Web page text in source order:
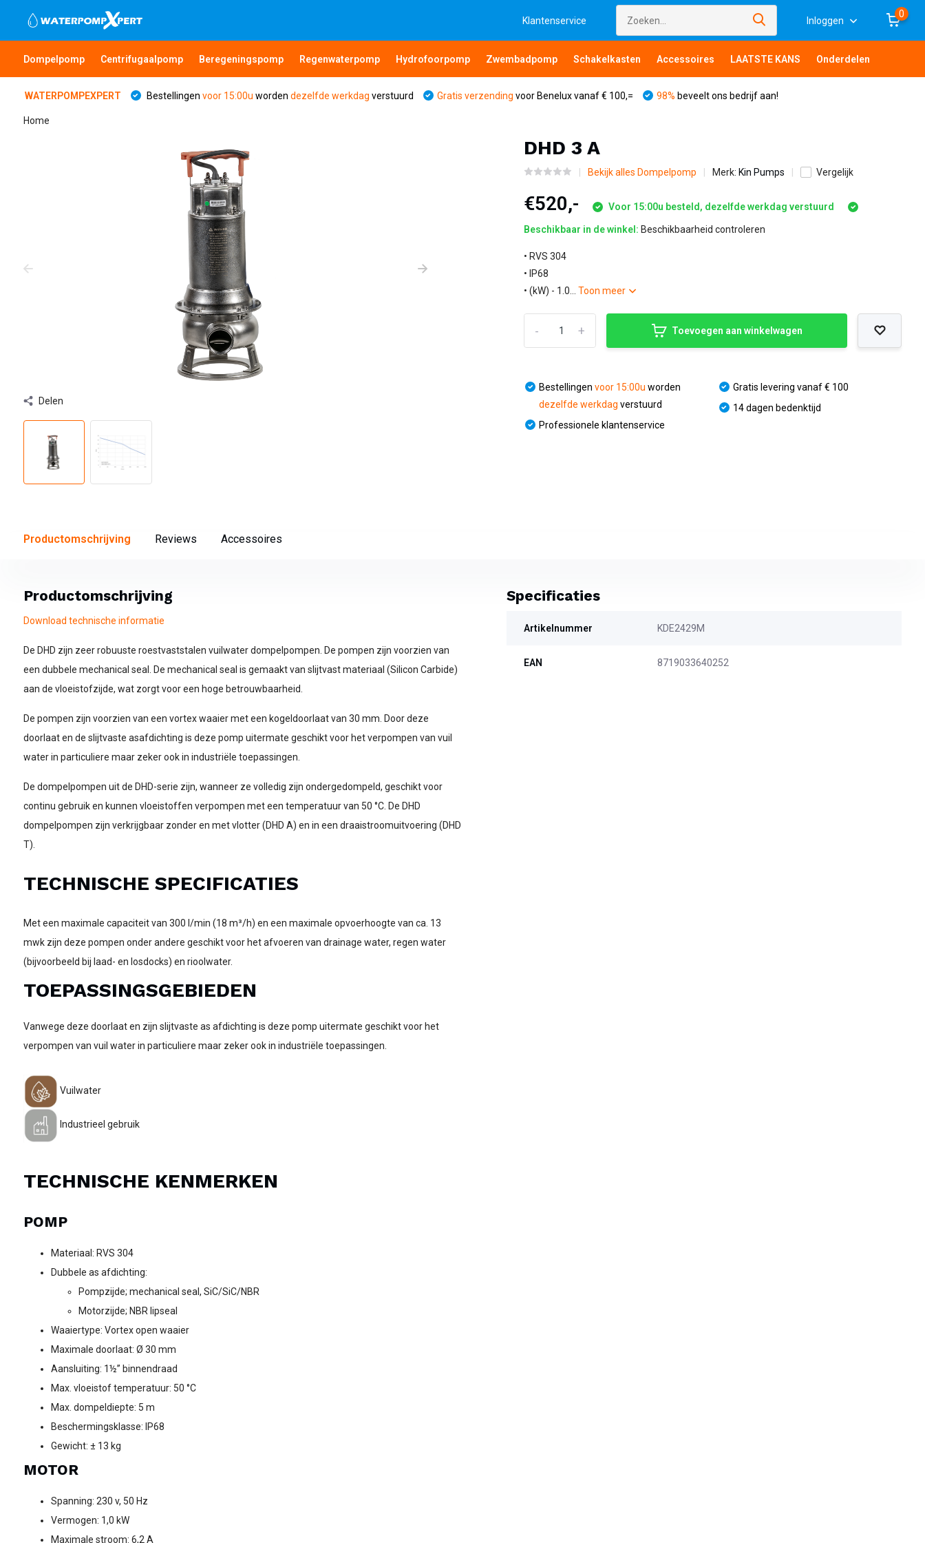
Klantenservice Inloggen
0
Dompelpomp Centrifugaalpomp Beregeningspomp Regenwaterpomp Hydrofoorpomp Zwembadpomp Schakelkasten Accessoires LAATSTE KANS Onderdelen
WATERPOMPEXPERT Bestellingen voor 15:00u worden dezelfde werkdag verstuurd Gratis verzending voor Benelux vanaf € 100,= 98% beveelt ons bedrijf aan!
Home
Delen
DHD 3 A
Bekijk alles Dompelpomp Merk: Kin Pumps Vergelijk
€520,- Voor 15:00u besteld, dezelfde werkdag verstuurd
Beschikbaar in de winkel: Beschikbaarheid controleren
• RVS 304
• IP68
• (kW) - 1.0...Toon meer
+
- Toevoegen aan winkelwagen
Bestellingenvoor 15:00u worden
dezelfde werkdag verstuurd
Professionele klantenservice
Gratis levering vanaf € 100
14 dagen bedenktijd
Productomschrijving Reviews Accessoires
Productomschrijving
Download technische informatie
De DHD zijn zeer robuuste roestvaststalen vuilwater dompelpompen. De pompen zijn voorzien van
een dubbele mechanical seal. De mechanical seal is gemaakt van slijtvast materiaal (Silicon Carbide)
aan de vloeistofzijde, wat zorgt voor een hoge betrouwbaarheid.
De pompen zijn voorzien van een vortex waaier met een kogeldoorlaat van 30 mm. Door deze
doorlaat en de slijtvaste asafdichting is deze pomp uitermate geschikt voor het verpompen van vuil
water in particuliere maar zeker ook in industriële toepassingen.
De dompelpompen uit de DHD-serie zijn, wanneer ze volledig zijn ondergedompeld, geschikt voor
continu gebruik en kunnen vloeistoffen verpompen met een temperatuur van 50 °C. De DHD
dompelpompen zijn verkrijgbaar zonder en met vlotter (DHD A) en in een draaistroomuitvoering (DHD
T).
TECHNISCHE SPECIFICATIES
Met een maximale capaciteit van 300 l/min (18 m³/h) en een maximale opvoerhoogte van ca. 13
mwk zijn deze pompen onder andere geschikt voor het afvoeren van drainage water, regen water
(bijvoorbeeld bij laad- en losdocks) en rioolwater.
TOEPASSINGSGEBIEDEN
Vanwege deze doorlaat en zijn slijtvaste as afdichting is deze pomp uitermate geschikt voor het
verpompen van vuil water in particuliere maar zeker ook in industriële toepassingen.
Vuilwater
Industrieel gebruik
TECHNISCHE KENMERKEN
POMP
Materiaal: RVS 304
Dubbele as afdichting:
Pompzijde; mechanical seal, SiC/SiC/NBR
Motorzijde; NBR lipseal
Waaiertype: Vortex open waaier
Maximale doorlaat: Ø 30 mm
Aansluiting: 1½” binnendraad
Max. vloeistof temperatuur: 50 °C
Max. dompeldiepte: 5 m
Beschermingsklasse: IP68
Gewicht: ± 13 kg
MOTOR
Spanning: 230 v, 50 Hz
Vermogen: 1,0 kW
Maximale stroom: 6,2 A
Specificaties
Artikelnummer KDE2429M
EAN 8719033640252